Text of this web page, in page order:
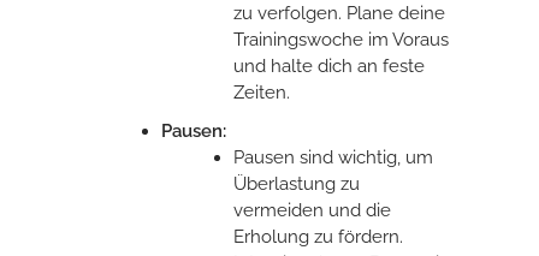
zu verfolgen. Plane deine
Trainingswoche im Voraus
und halte dich an feste
Zeiten.
Pausen:
Pausen sind wichtig, um
Überlastung zu
vermeiden und die
Erholung zu fördern.